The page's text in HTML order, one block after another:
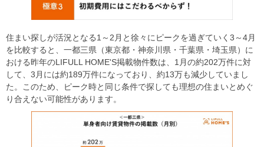
住まい探しが活況となる1～2月と徐々にピークを過ぎていく3～4月
を比較すると、一都三県（東京都・神奈川県・千葉県・埼玉県）に
おける昨年のLIFULL HOME'S掲載物件数は、1月の約202万件に対
して、3月には約189万件になっており、約13万も減少していまし
た。このため、ピーク時と同じ条件で探しても理想の住まいとめぐ
り合えない可能性があります。